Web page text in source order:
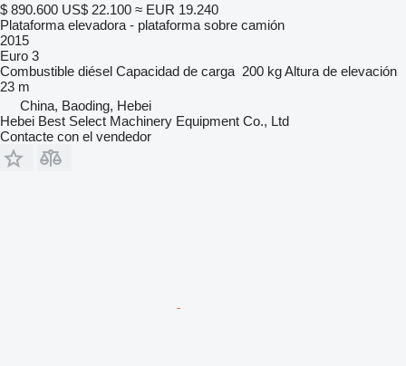
$ 890.600 US$ 22.100 ≈ EUR 19.240
Plataforma elevadora - plataforma sobre camión
2015
Euro 3
Combustible diésel Capacidad de carga 200 kgAltura de elevación
23 m
China, Baoding, Hebei
Hebei Best Select Machinery Equipment Co., Ltd
Contacte con el vendedor